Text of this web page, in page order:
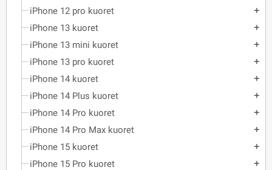
iPhone 12 pro kuoret add
iPhone 13 kuoret add
iPhone 13 mini kuoret add
iPhone 13 pro kuoret add
iPhone 14 kuoret add
iPhone 14 Plus kuoret add
iPhone 14 Pro kuoret add
iPhone 14 Pro Max kuoret add
iPhone 15 kuoret add
iPhone 15 Pro kuoret add